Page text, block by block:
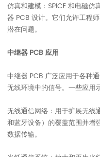
仿真和建模：SPICE 和电磁
器 PCB 设计。它们允许工程
潜在问题。
中继器 PCB 应用
中继器 PCB 广泛应用于各种
无线环境中的信号。一些应用
无线通信网络：用于扩展无
和蓝牙设备）的覆盖范围并增
数据传输。